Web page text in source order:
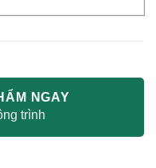
NGAY
trình